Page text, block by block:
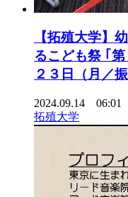
【拓殖大学】
るこども祭 ｢
２３日（月／
2024.09.14 06:01
拓殖大学